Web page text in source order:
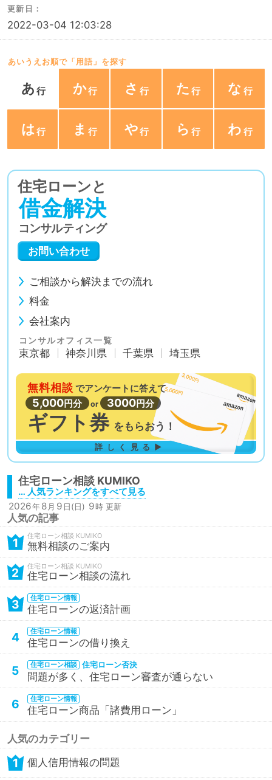
更新日：
2022-03-04 12:03:28
あいうえお順で「用語」を探す
あ か さ た な
は ま や ら わ
住宅ローンと
借金解決
コンサルティング
お問い合わせ
ご相談から解決までの流れ
料金
会社案内
コンサルオフィス一覧
東京都 神奈川県 千葉県 埼玉県
無料相談 でアンケートに答えて
5,000円分 or 3000円分
ギフト券 を もらおう！
詳しく見る▶
住宅ローン相談
… 人気ランキングをすべて見る
2026年8 月 9 日(日) 9時 更新
人気の記事
1 住宅ローン相談
無料相談のご案内
2 住宅ローン相談
住宅ローン相談の流れ
3 住宅ローン情報
住宅ローンの返済計画
4 住宅ローン情報
住宅ローンの借り換え
5 住宅ローン相談 住宅ローン否決
問題が多く、住宅ローン審査が通らない
6 住宅ローン情報
住宅ローン商品「諸費用ローン」
人気のカテゴリー
1 個人信用情報の問題